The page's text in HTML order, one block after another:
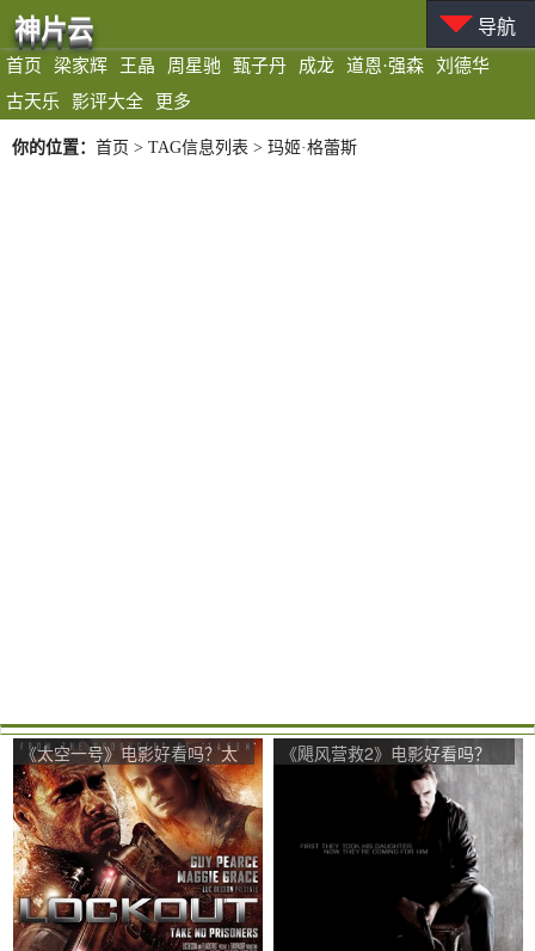
首页 梁家辉 王晶 周星驰 甄子丹 成龙 道恩·强森
刘德华
古天乐
影评大全 更多
神片云 导航
你的位置： 首页 > TAG信息列表 > 玛姬·格蕾斯
《太空一号》电影好看吗？太
空一号影评及简介
《飓风营救2》电影好看吗？
飓风营救2影评及简介